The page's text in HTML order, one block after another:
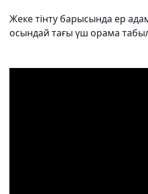
Жеке тінту барысында ер
осындай тағы үш орама